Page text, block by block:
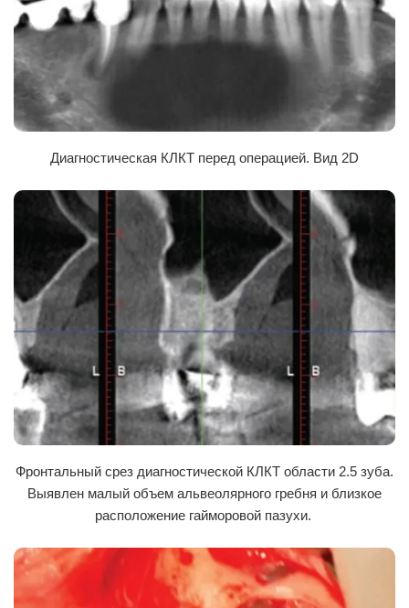
отечественной разработки — депротеинизированная ксеногенный
крошка Bio-Ost. Особенность ксенографта заключается в
проведении его глубокой очистки по уникальной технологии с
применением сверхкритической флюидной экстракции. Это
позволяет удалить все жиры, неколлагеновые белки, клетки
костного мозга и протеолипиды, так что готовый ксеноматериал
точно не содержит ни бактерий, ни прионов или вирусов. Очистка
отсутствия побочных эффектов от остатков веществ. Оценка
регенерата проводилась через 6 месяцев посредством КЛКТ, с
помощью цифровой реконструкции в программе Romexis версии
4.2. Было установлено, что новообразованная кость по своей
структуре схожа с естественной и характеризуется типом D3 (по
шкале Хаунсфилда).
Проблема восстановления анатомических объемов костяного
рельефа в области лицевого отдела черепа, нормализации
функционального состояния жевательного аппарата всегда ставит
перед врачом в качестве первоочередных задач оптимизацию
условий для физиологического остеогенеза, как локально, в
области костяного дефекта, так и в организме в целом. Основную
применению остеопластического разработок: на основе
биологически активного стекла, гидроксиапатита, сульфата
кальция, трикальцийфосфата, костного коллагена и
сульфатированных гликозаминогликанов. Анализ полученных
результатов позволяет утверждать, что при обосновании выбора
препарата для остеозамещения необходимо учитывать наличие у
Диагностическая КЛКТ перед операцией. Вид 2D
Фронтальный срез диагностической КЛКТ области 2.5 зуба.
Выявлен малый объем альвеолярного гребня и близкое
расположение гайморовой пазухи.